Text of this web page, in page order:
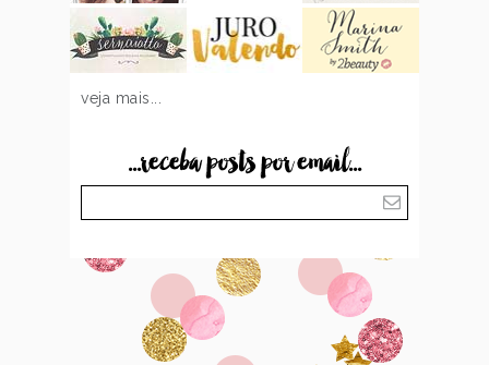
veja mais...
...receba posts por email...